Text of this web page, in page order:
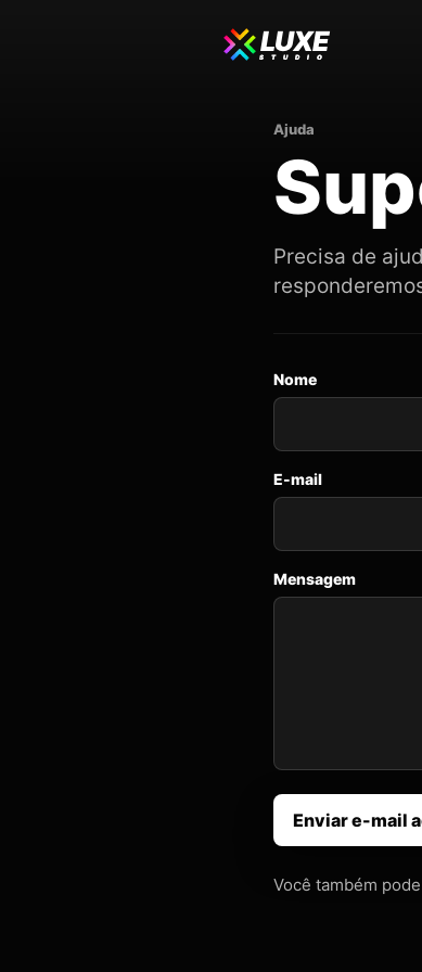
LUXE
STUDIO
Ajuda
Precisa de
Nome
E-mail
Mensagem
Enviar e-mail
Você também